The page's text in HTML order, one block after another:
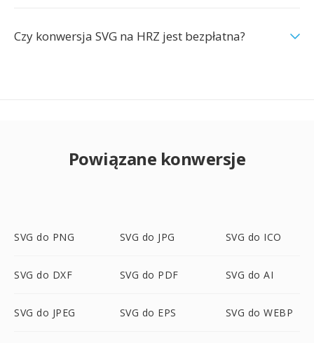
Czy konwersja SVG na HRZ jest bezpłatna?
Powiązane konwersje
SVG do PNG SVG do JPG SVG do ICO
SVG do DXF SVG do PDF SVG do AI
SVG do JPEG SVG do EPS SVG do WEBP